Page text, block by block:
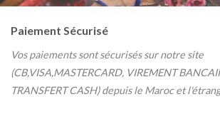
Paiement Sécurisé
Vos paiements sont sécurisés sur notre site
(CB,VISA,MASTERCARD, VIREMENT
TRANSFERT CASH) depuis le Maroc et